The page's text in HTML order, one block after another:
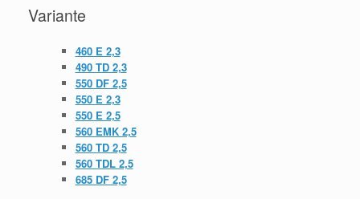
Variante
460 E 2,3
490 TD 2,3
550 DF 2,5
550 E 2,3
550 E 2,5
560 EMK 2,5
560 TD 2,5
560 TDL 2,5
685 DF 2,5